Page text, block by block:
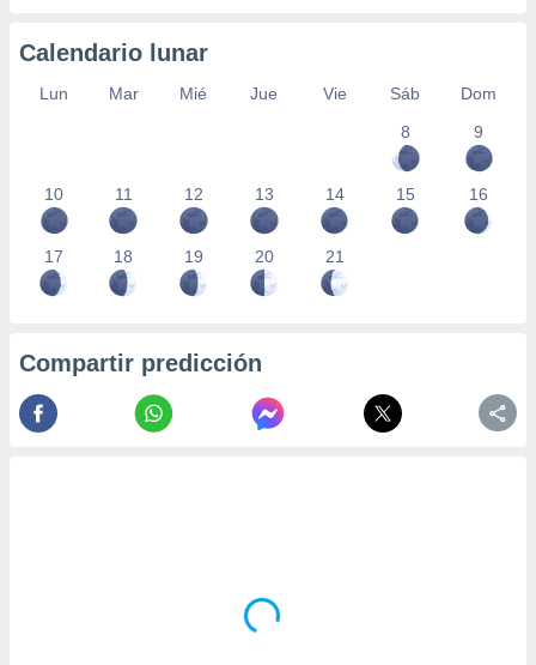
Calendario lunar
Lun Mar Mié Jue Vie Sáb
Dom
8
9
10 11 12 13 14 15 16
17 18 19 20 21
Compartir predicción